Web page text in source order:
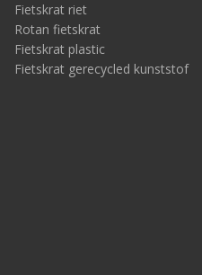
Fietskrat riet
Rotan fietskrat
Fietskrat plastic
Fietskrat gerecycled kunststof